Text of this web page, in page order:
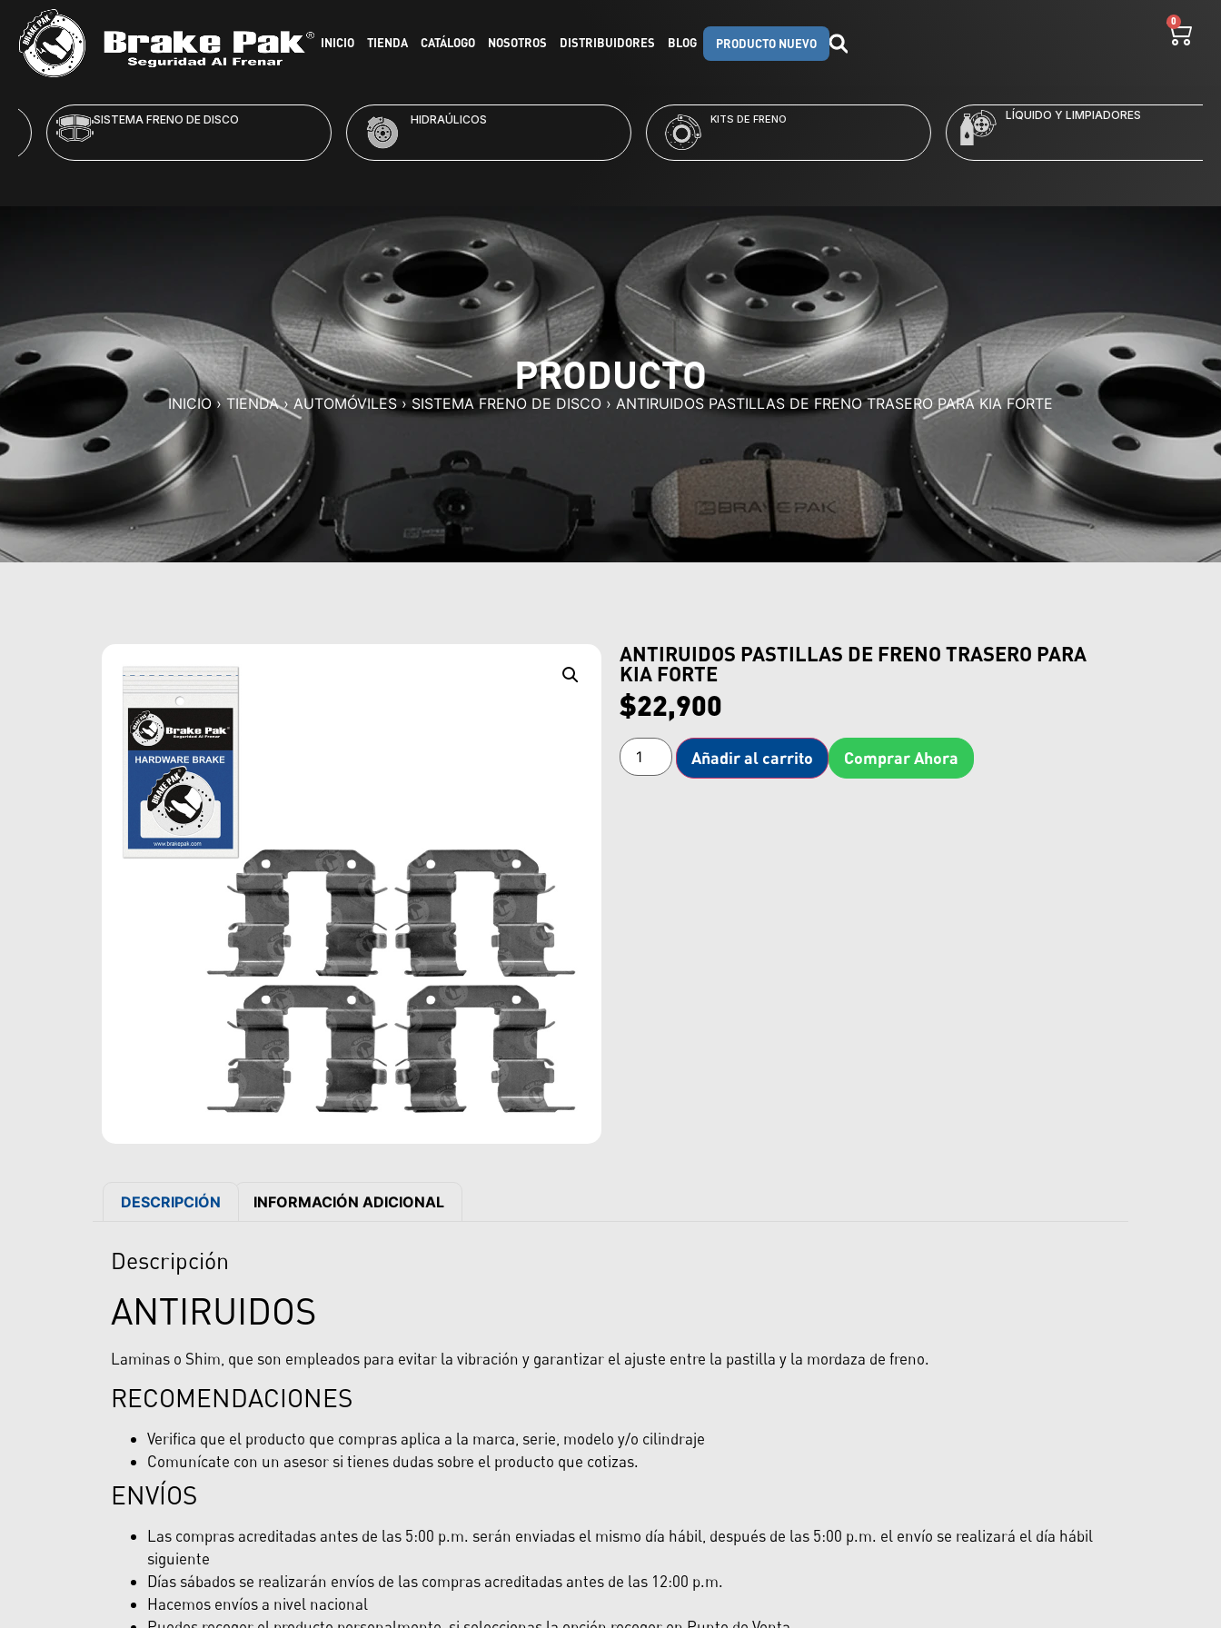
INICIO TIENDA CATÁLOGO NOSOTROS DISTRIBUIDORES BLOG PRODUCTO NUEVO
0
SISTEMA FRENO DE DISCO HIDRAÚLICOS KITS DE FRENO LÍQUIDO Y LIMPIADORES
PRODUCTO
INICIO›TIENDA› AUTOMÓVILES› SISTEMA FRENO DE DISCO › ANTIRUIDOS PASTILLAS DE FRENO TRASERO PARA KIA FORTE
ANTIRUIDOS PASTILLAS DE FRENO TRASERO PARA
KIA FORTE
$22,900
Añadir al carrito Comprar Ahora
DESCRIPCIÓN INFORMACIÓN ADICIONAL
Descripción
ANTIRUIDOS
Laminas o Shim, que son empleados para evitar la vibración y garantizar el ajuste entre la pastilla y la mordaza de freno.
RECOMENDACIONES
Verifica que el producto que compras aplica a la marca, serie, modelo y/o cilindraje
Comunícate con un asesor si tienes dudas sobre el producto que cotizas.
ENVÍOS
Las compras acreditadas antes de las 5:00 p.m. serán enviadas el mismo día hábil, después de las 5:00 p.m. el envío se realizará el día hábil
siguiente
Días sábados se realizarán envíos de las compras acreditadas antes de las 12:00 p.m.
Hacemos envíos a nivel nacional